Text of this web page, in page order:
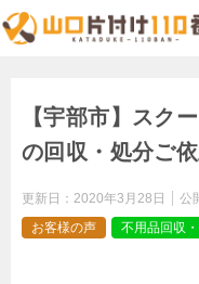
【宇部市】スク
の回収・処分ご
更新日： 2020年3月28日 公
お客様の声
不用品回収